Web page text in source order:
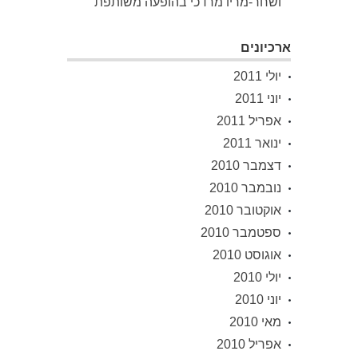
ארכיונים
יולי 2011
יוני 2011
אפריל 2011
ינואר 2011
דצמבר 2010
נובמבר 2010
אוקטובר 2010
ספטמבר 2010
אוגוסט 2010
יולי 2010
יוני 2010
מאי 2010
אפריל 2010